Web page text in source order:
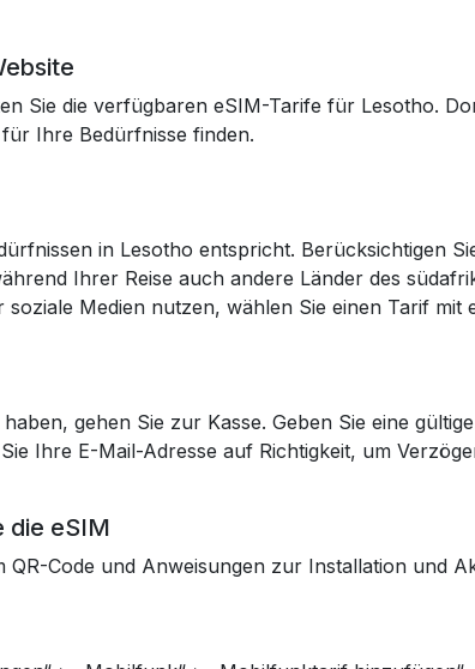
Sie die verfügbaren eSIM-Tarife für Lesotho.
Ihre Bedürfnisse finden.
in Lesotho entspricht. Berücksichtigen
Ihrer Reise auch andere Länder des
Medien nutzen, wählen Sie einen Tarif mit
gehen Sie zur Kasse. Geben Sie eine
Ihre E-Mail-Adresse auf Richtigkeit, um
die eSIM
Code und Anweisungen zur Installation und